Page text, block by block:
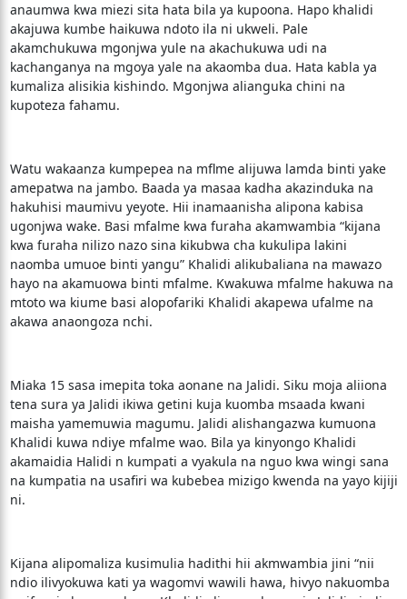
anaumwa kwa miezi sita hata bila ya kupoona. Hapo khalidi
akajuwa kumbe haikuwa ndoto ila ni ukweli. Pale
akamchukuwa mgonjwa yule na akachukuwa udi na
kachanganya na mgoya yale na akaomba dua. Hata kabla ya
kumaliza alisikia kishindo. Mgonjwa alianguka chini na
kupoteza fahamu.
Watu wakaanza kumpepea na mflme alijuwa lamda binti yake
amepatwa na jambo. Baada ya masaa kadha akazinduka na
hakuhisi maumivu yeyote. Hii inamaanisha alipona kabisa
ugonjwa wake. Basi mfalme kwa furaha akamwambia “kijana
kwa furaha nilizo nazo sina kikubwa cha kukulipa lakini
naomba umuoe binti yangu” Khalidi alikubaliana na mawazo
hayo na akamuowa binti mfalme. Kwakuwa mfalme hakuwa na
mtoto wa kiume basi alopofariki Khalidi akapewa ufalme na
akawa anaongoza nchi.
Miaka 15 sasa imepita toka aonane na Jalidi. Siku moja aliiona
tena sura ya Jalidi ikiwa getini kuja kuomba msaada kwani
maisha yamemuwia magumu. Jalidi alishangazwa kumuona
Khalidi kuwa ndiye mfalme wao. Bila ya kinyongo Khalidi
akamaidia Halidi n kumpati a vyakula na nguo kwa wingi sana
na kumpatia na usafiri wa kubebea mizigo kwenda na yayo kijiji
ni.
Kijana alipomaliza kusimulia hadithi hii akmwambia jini “nii
ndio ilivyokuwa kati ya wagomvi wawili hawa, hivyo nakuomba